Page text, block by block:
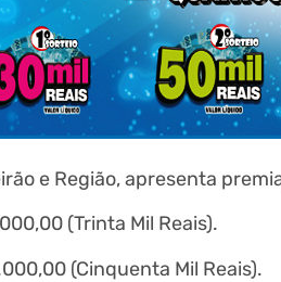
e Região, apresenta
(Trinta Mil Reais).
(Cinquenta Mil Reais).